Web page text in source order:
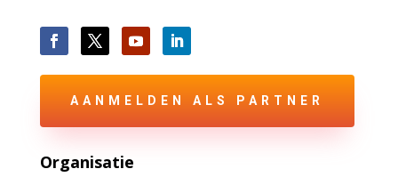
AANMELDEN ALS PARTNER
Organisatie